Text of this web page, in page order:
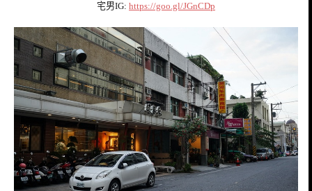
宅男IG: https://goo.gl/JGnCDp